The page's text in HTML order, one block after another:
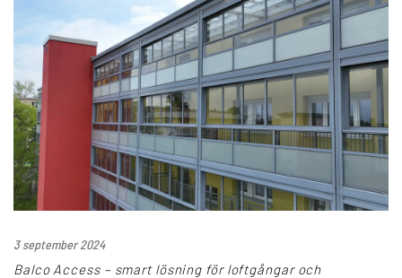
3 september 2024
Balco Access – smart lösning för loftgångar och